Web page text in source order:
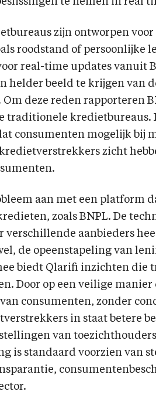
zijn ontworpen
roodstand of persoonlijke
real-time updates vanuit
helder beeld te krijgen van
deze reden rapporteren
traditionele
consumenten mogelijk bij
zicht
aan met een platform
zoals BNPL. De
verschillende aanbieders
de opeenstapeling van
biedt Qlarifi inzichten die
Door op een veilige
consumenten, zonder
in staat betere
van
is standaard voorzien van